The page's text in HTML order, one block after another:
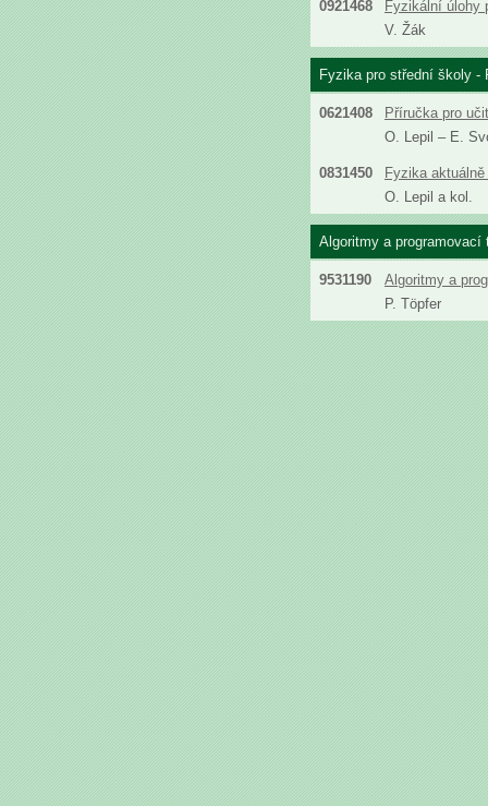
0921468
Fyzikální úlohy
V. Žák
Fyzika pro střední školy -
0621408
Příručka pro
O. Lepil – E.
0831450
Fyzika
O. Lepil a kol.
Algoritmy a programovací
9531190
Algoritmy a
P. Töpfer